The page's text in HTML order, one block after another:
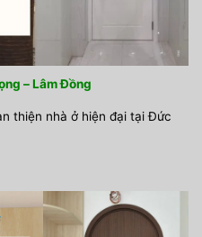
– Lâm Đồng
thiện nhà ở hiện đại tại Đức